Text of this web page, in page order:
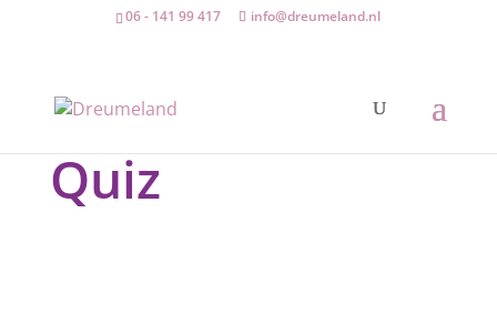
06 - 141 99 417 info@dreumeland.nl
Quiz